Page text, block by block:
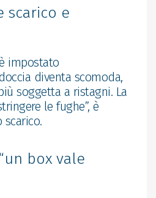
scarico e
impostato
diventa scomoda,
soggetta a ristagni. La
le fughe”, è
scarico.
box vale